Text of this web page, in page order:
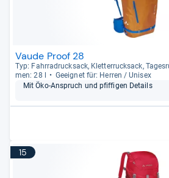
Vaude Proof 28
Typ: Fahr­radruck­sack, Klet­ter­ruck­sack,
men: 28 l
Geeig­net für: Her­ren / Uni­sex
Mit Öko-​Anspruch und pfif­fi­gen Details
15